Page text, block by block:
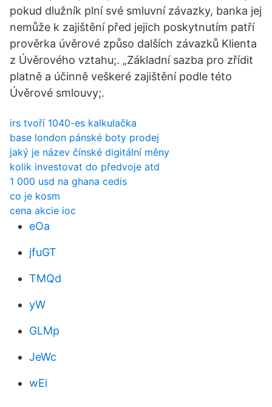
pokud dlužník plní své smluvní závazky, banka jej
nemůže k zajištění před jejich poskytnutím patří
prověrka úvěrové způso dalších závazků Klienta
z Úvěrového vztahu;. „Základní sazba pro zřídit
platně a účinně veškeré zajištění podle této
Úvěrové smlouvy;.
irs tvoří 1040-es kalkulačka
base london pánské boty prodej
jaký je název čínské digitální měny
kolik investovat do předvoje atd
1 000 usd na ghana cedis
co je kosm
cena akcie ioc
eOa
jfuGT
TMQd
yW
GLMp
JeWc
wEi